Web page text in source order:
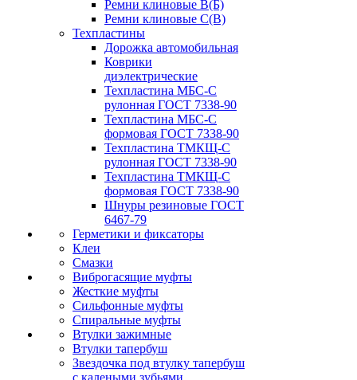
Ремни клиновые В(Б)
Ремни клиновые С(В)
Техпластины
Дорожка автомобильная
Коврики
диэлектрические
Техпластина МБС-С
рулонная ГОСТ 7338-90
Техпластина МБС-С
формовая ГОСТ 7338-90
Техпластина ТМКЩ-С
рулонная ГОСТ 7338-90
Техпластина ТМКЩ-С
формовая ГОСТ 7338-90
Шнуры резиновые ГОСТ
6467-79
Герметики и фиксаторы
Клеи
Смазки
Виброгасящие муфты
Жесткие муфты
Сильфонные муфты
Спиральные муфты
Втулки зажимные
Втулки тапербуш
Звездочка под втулку тапербуш
c калеными зубьями